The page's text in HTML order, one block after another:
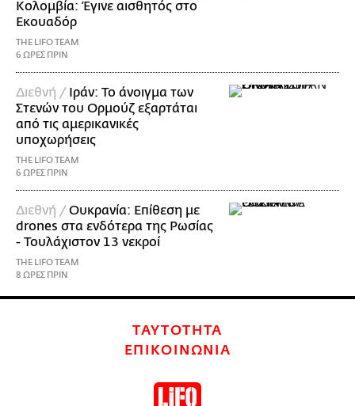
Κολομβία: Έγινε αισθητός στο
Εκουαδόρ
THE LIFO TEAM
6 ΩΡΕΣ ΠΡΙΝ
Διεθνή / Ιράν: Το άνοιγμα των
Στενών του Ορμούζ εξαρτάται
από τις αμερικανικές
υποχωρήσεις
THE LIFO TEAM
6 ΩΡΕΣ ΠΡΙΝ
Διεθνή / Ουκρανία: Επίθεση με
drones στα ενδότερα της Ρωσίας
- Τουλάχιστον 13 νεκροί
THE LIFO TEAM
8 ΩΡΕΣ ΠΡΙΝ
ΤΑΥΤΟΤΗΤΑ
ΕΠΙΚΟΙΝΩΝΙΑ